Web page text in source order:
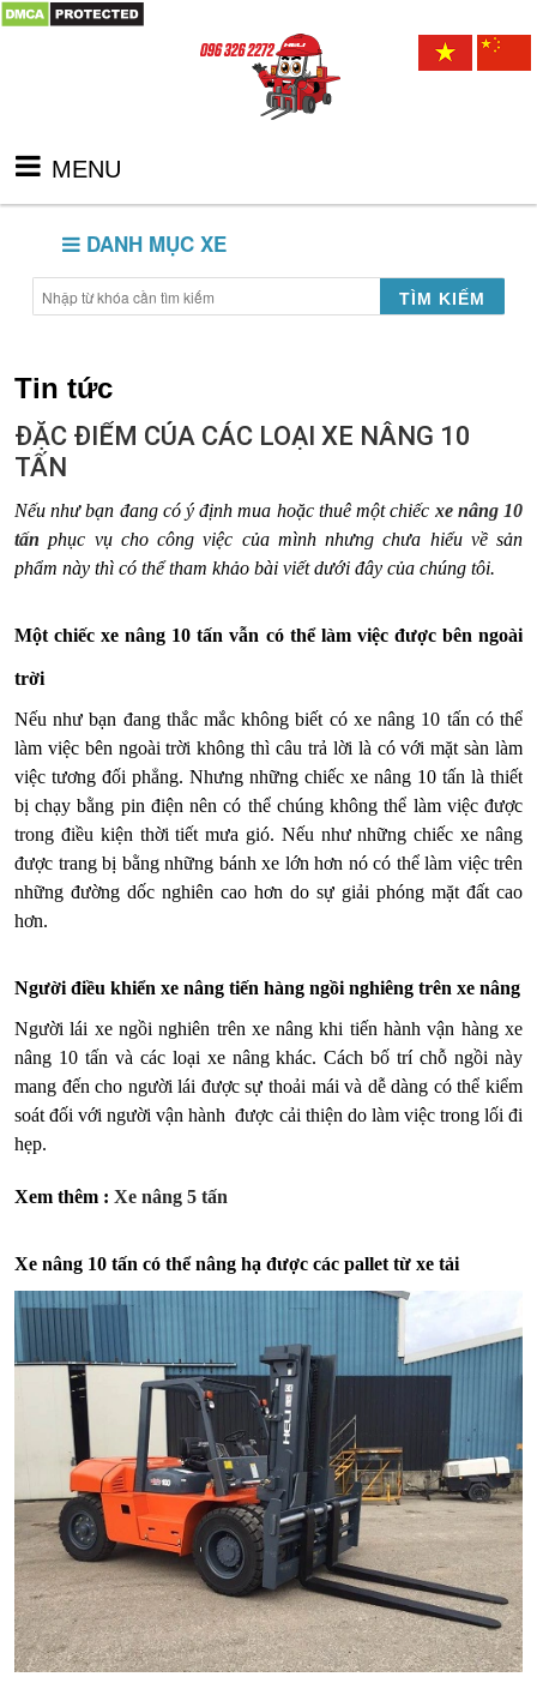
MENU
DANH MỤC XE
TÌM KIẾM
Tin tức
ĐẶC ĐIỂM CỦA CÁC LOẠI XE NÂNG 10
TẤN
Nếu như bạn đang có ý định mua hoặc thuê một chiếc xe nâng 10
tấn phục vụ cho công việc của mình nhưng chưa hiểu về sản
phẩm này thì có thể tham khảo bài viết dưới đây của chúng tôi.
Một chiếc xe nâng 10 tấn vẫn có thể làm việc được bên ngoài
trời
Nếu như bạn đang thắc mắc không biết có xe nâng 10 tấn có thể
làm việc bên ngoài trời không thì câu trả lời là có với mặt sàn làm
việc tương đối phẳng. Nhưng những chiếc xe nâng 10 tấn là thiết
bị chạy bằng pin điện nên có thể chúng không thể làm việc được
trong điều kiện thời tiết mưa gió. Nếu như những chiếc xe nâng
được trang bị bằng những bánh xe lớn hơn nó có thể làm việc trên
những đường dốc nghiên cao hơn do sự giải phóng mặt đất cao
hơn.
Người điều khiển xe nâng tiến hàng ngồi nghiêng trên xe nâng
Người lái xe ngồi nghiên trên xe nâng khi tiến hành vận hàng xe
nâng 10 tấn và các loại xe nâng khác. Cách bố trí chỗ ngồi này
mang đến cho người lái được sự thoải mái và dễ dàng có thể kiểm
soát đối với người vận hành được cải thiện do làm việc trong lối đi
hẹp.
Xem thêm : Xe nâng 5 tấn
Xe nâng 10 tấn có thể nâng hạ được các pallet từ xe tải